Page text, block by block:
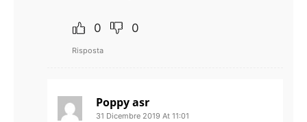
0 0
Risposta
Poppy asr
31 Dicembre 2019 At 11:01